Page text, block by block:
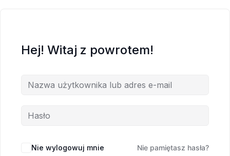
Hej! Witaj z powrotem!
Nie wylogowuj mnie Nie pamiętasz hasła?